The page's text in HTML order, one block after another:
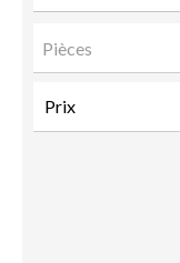
Pièces